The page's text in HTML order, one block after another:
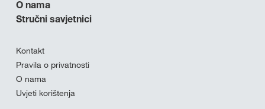
O nama
Stručni savjetnici
Kontakt
Pravila o privatnosti
O nama
Uvjeti korištenja